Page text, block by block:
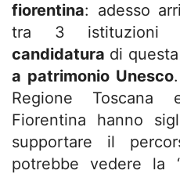
fiorentina: adesso
tra 3 istituzioni
candidatura di
a patrimonio Unesco
Regione Toscana
Fiorentina hanno
supportare il
potrebbe vedere la